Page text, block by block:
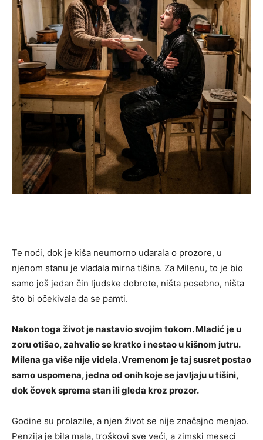
Te noći, dok je kiša neumorno udarala o prozore, u
njenom stanu je vladala mirna tišina. Za Milenu, to je bio
samo još jedan čin ljudske dobrote, ništa posebno, ništa
što bi očekivala da se pamti.
Nakon toga život je nastavio svojim tokom. Mladić je u
zoru otišao, zahvalio se kratko i nestao u kišnom jutru.
Milena ga više nije videla. Vremenom je taj susret postao
samo uspomena, jedna od onih koje se javljaju u tišini,
dok čovek sprema stan ili gleda kroz prozor.
Godine su prolazile, a njen život se nije značajno menjao.
Penzija je bila mala, troškovi sve veći, a zimski meseci